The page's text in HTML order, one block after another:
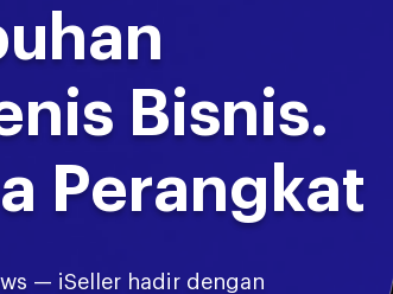
Bisnis.
Perangkat
— iSeller hadir dengan